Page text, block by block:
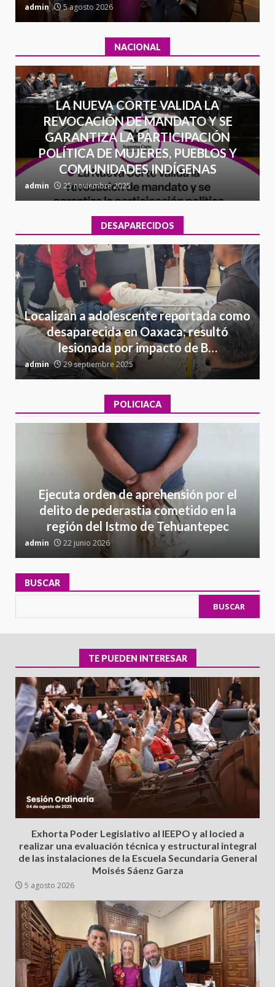
admin 5 agosto 2026
NACIONAL
LA NUEVA CORTE VALIDA LA
REVOCACIÓN DE MANDATO Y SE
GARANTIZA LA PARTICIPACIÓN
POLÍTICA DE MUJERES, PUEBLOS Y
COMUNIDADES INDÍGENAS
admin 25 noviembre 2025
DESAPARECIDOS
Localizan a adolescente reportada como
desaparecida en Oaxaca; resultó
lesionada por impacto de B…
admin 29 septiembre 2025
POLICIACA
Ejecuta orden de aprehensión por el
delito de pederastia cometido en la
región del Istmo de Tehuantepec
admin 22 junio 2026
BUSCAR
BUSCAR
TE PUEDEN INTERESAR
Exhorta Poder Legislativo al IEEPO y al Iocied a
realizar una evaluación técnica y estructural integral
de las instalaciones de la Escuela Secundaria General
Moisés Sáenz Garza
5 agosto 2026